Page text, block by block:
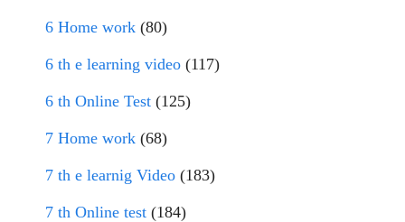
6 Home work (80)
6 th e learning video (117)
6 th Online Test (125)
7 Home work (68)
7 th e learnig Video (183)
7 th Online test (184)